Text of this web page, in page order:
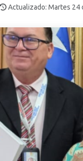
Actualizado: Martes 24